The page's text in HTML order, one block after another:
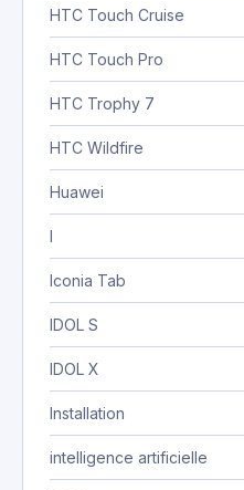
HTC Touch Cruise
HTC Touch Pro
HTC Trophy 7
HTC Wildfire
Huawei
I
Iconia Tab
IDOL S
IDOL X
Installation
intelligence artificielle